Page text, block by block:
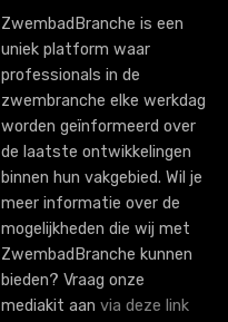
ZwembadBranche is een
uniek platform waar
professionals in de
zwembranche elke werkdag
worden geïnformeerd over
de laatste ontwikkelingen
binnen hun vakgebied. Wil je
meer informatie over de
mogelijkheden die wij met
ZwembadBranche kunnen
bieden? Vraag onze
mediakit aan via deze link